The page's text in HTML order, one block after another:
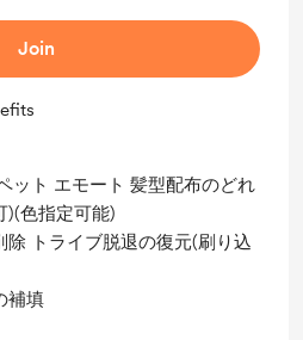
Join
ット エモート 髪型配布のどれ
)(色指定可能)
除 トライブ脱退の復元(刷り込
補填